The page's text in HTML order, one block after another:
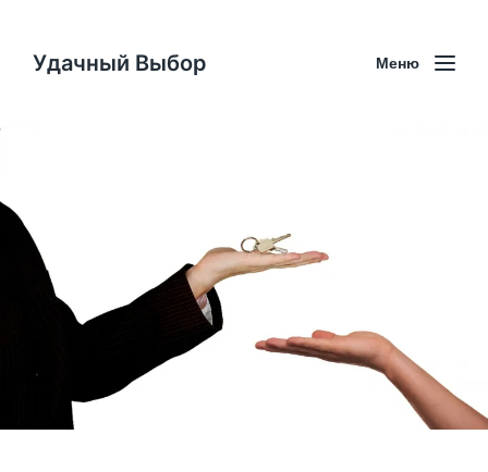
Удачный Выбор Меню